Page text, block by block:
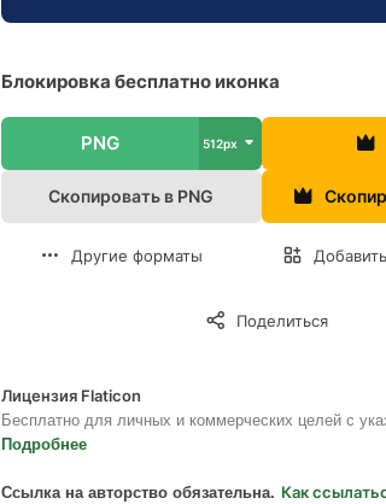
Блокировка бесплатно иконка
PNG 512px
Скопировать в PNG
Другие форматы
Поделиться
Лицензия Flaticon
Бесплатно для личных и коммерческих целей с
Подробнее
Ссылка на авторство обязательна. Как